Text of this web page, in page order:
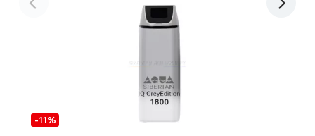
-11%